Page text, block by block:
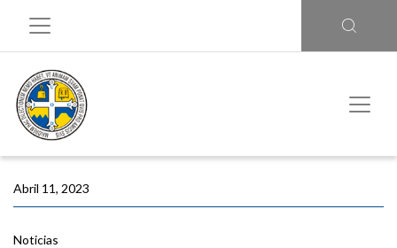
Abril 11, 2023
Noticias